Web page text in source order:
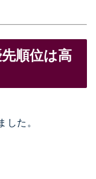
順位は高
した。